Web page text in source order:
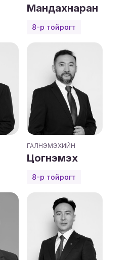
Мандахнаран
8-р тойрогт
ГАЛНЭМЭХИЙН
Цогнэмэх
8-р тойрогт